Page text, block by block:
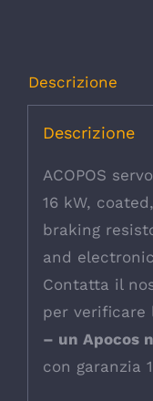
Descrizione
Descrizione
ACOPOS
16 kW,
braking
and
Contatta il
per verificare
– un Apocos
con garanzia